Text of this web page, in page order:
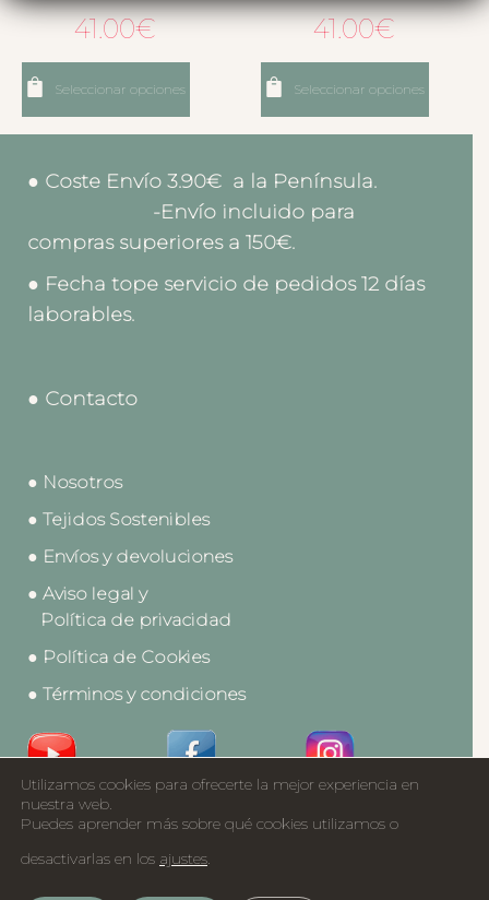
41.00€
Seleccionar opciones
41.00€
Seleccionar opciones
● Coste Envío 3.90€ a la Península.
-Envío incluido para
compras superiores a 150€.
● Fecha tope servicio de pedidos 12 días
laborables.
● Contacto
● Nosotros
● Tejidos Sostenibles
● Envíos y devoluciones
● Aviso legal y
Política de privacidad
● Política de Cookies
● Términos y condiciones
Acceso a Profesionales
Catálogos
Utilizamos cookies para ofrecerte la mejor experiencia en
nuestra web.
Puedes aprender más sobre qué cookies utilizamos o
desactivarlas en los ajustes